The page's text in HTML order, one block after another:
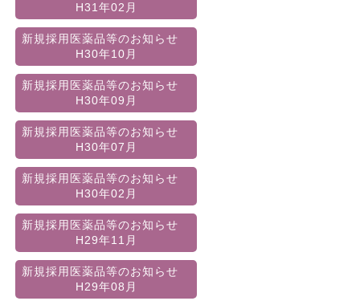
H31年02月
新規採用医薬品等のお知らせ
H30年10月
新規採用医薬品等のお知らせ
H30年09月
新規採用医薬品等のお知らせ
H30年07月
新規採用医薬品等のお知らせ
H30年02月
新規採用医薬品等のお知らせ
H29年11月
新規採用医薬品等のお知らせ
H29年08月